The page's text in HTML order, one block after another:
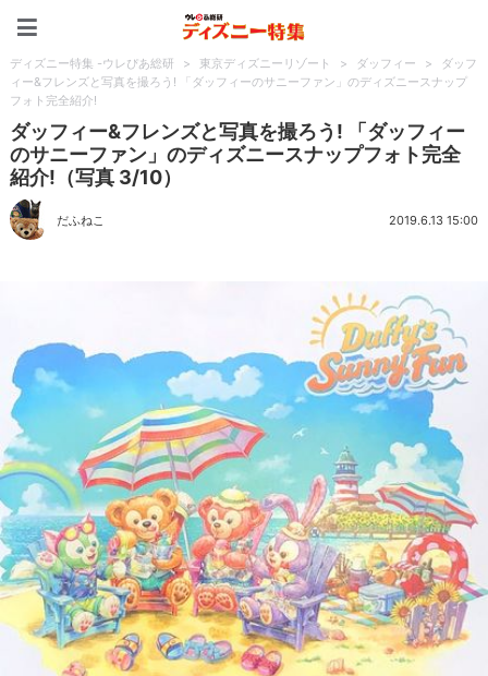
ディズニー特集 -ウレぴあ総研 > 東京ディズニーリゾート > ダッフィー >
ダッフ
ィー&フレンズと写真を撮ろう! 「ダッフィーのサニーファン」のディズニースナップ
フォト完全紹介!
ダッフィー&フレンズと写真を撮ろう! 「ダッフィー
のサニーファン」のディズニースナップフォト完全
紹介!（写真 3/10）
だふねこ 2019.6.13 15:00